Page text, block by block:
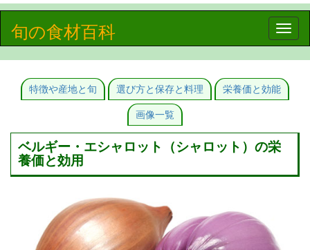
Toggle
旬の食材百科
特徴や産地と旬 選び方と保存と料理 栄養価と効能
画像一覧
ベルギー・エシャロット（シャロット）の栄
養価と効用